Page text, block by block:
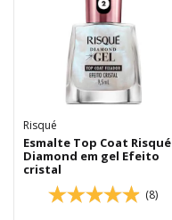
Risqué
Esmalte Top Coat Risqué
Diamond em gel Efeito
cristal
(8)